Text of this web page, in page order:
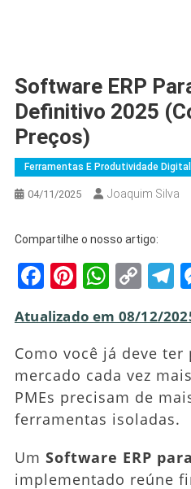
Software ERP
Definitivo 2025
Preços)
Ferramentas E Produtividade Digital
04/11/2025 Joaquim Silva
Compartilhe o nosso artigo:
Facebook
Pinterest
Atualizado em 08/12/
Como você já deve
mercado cada vez
PMEs precisam de
ferramentas isoladas.
Um Software ERP
implementado reúne